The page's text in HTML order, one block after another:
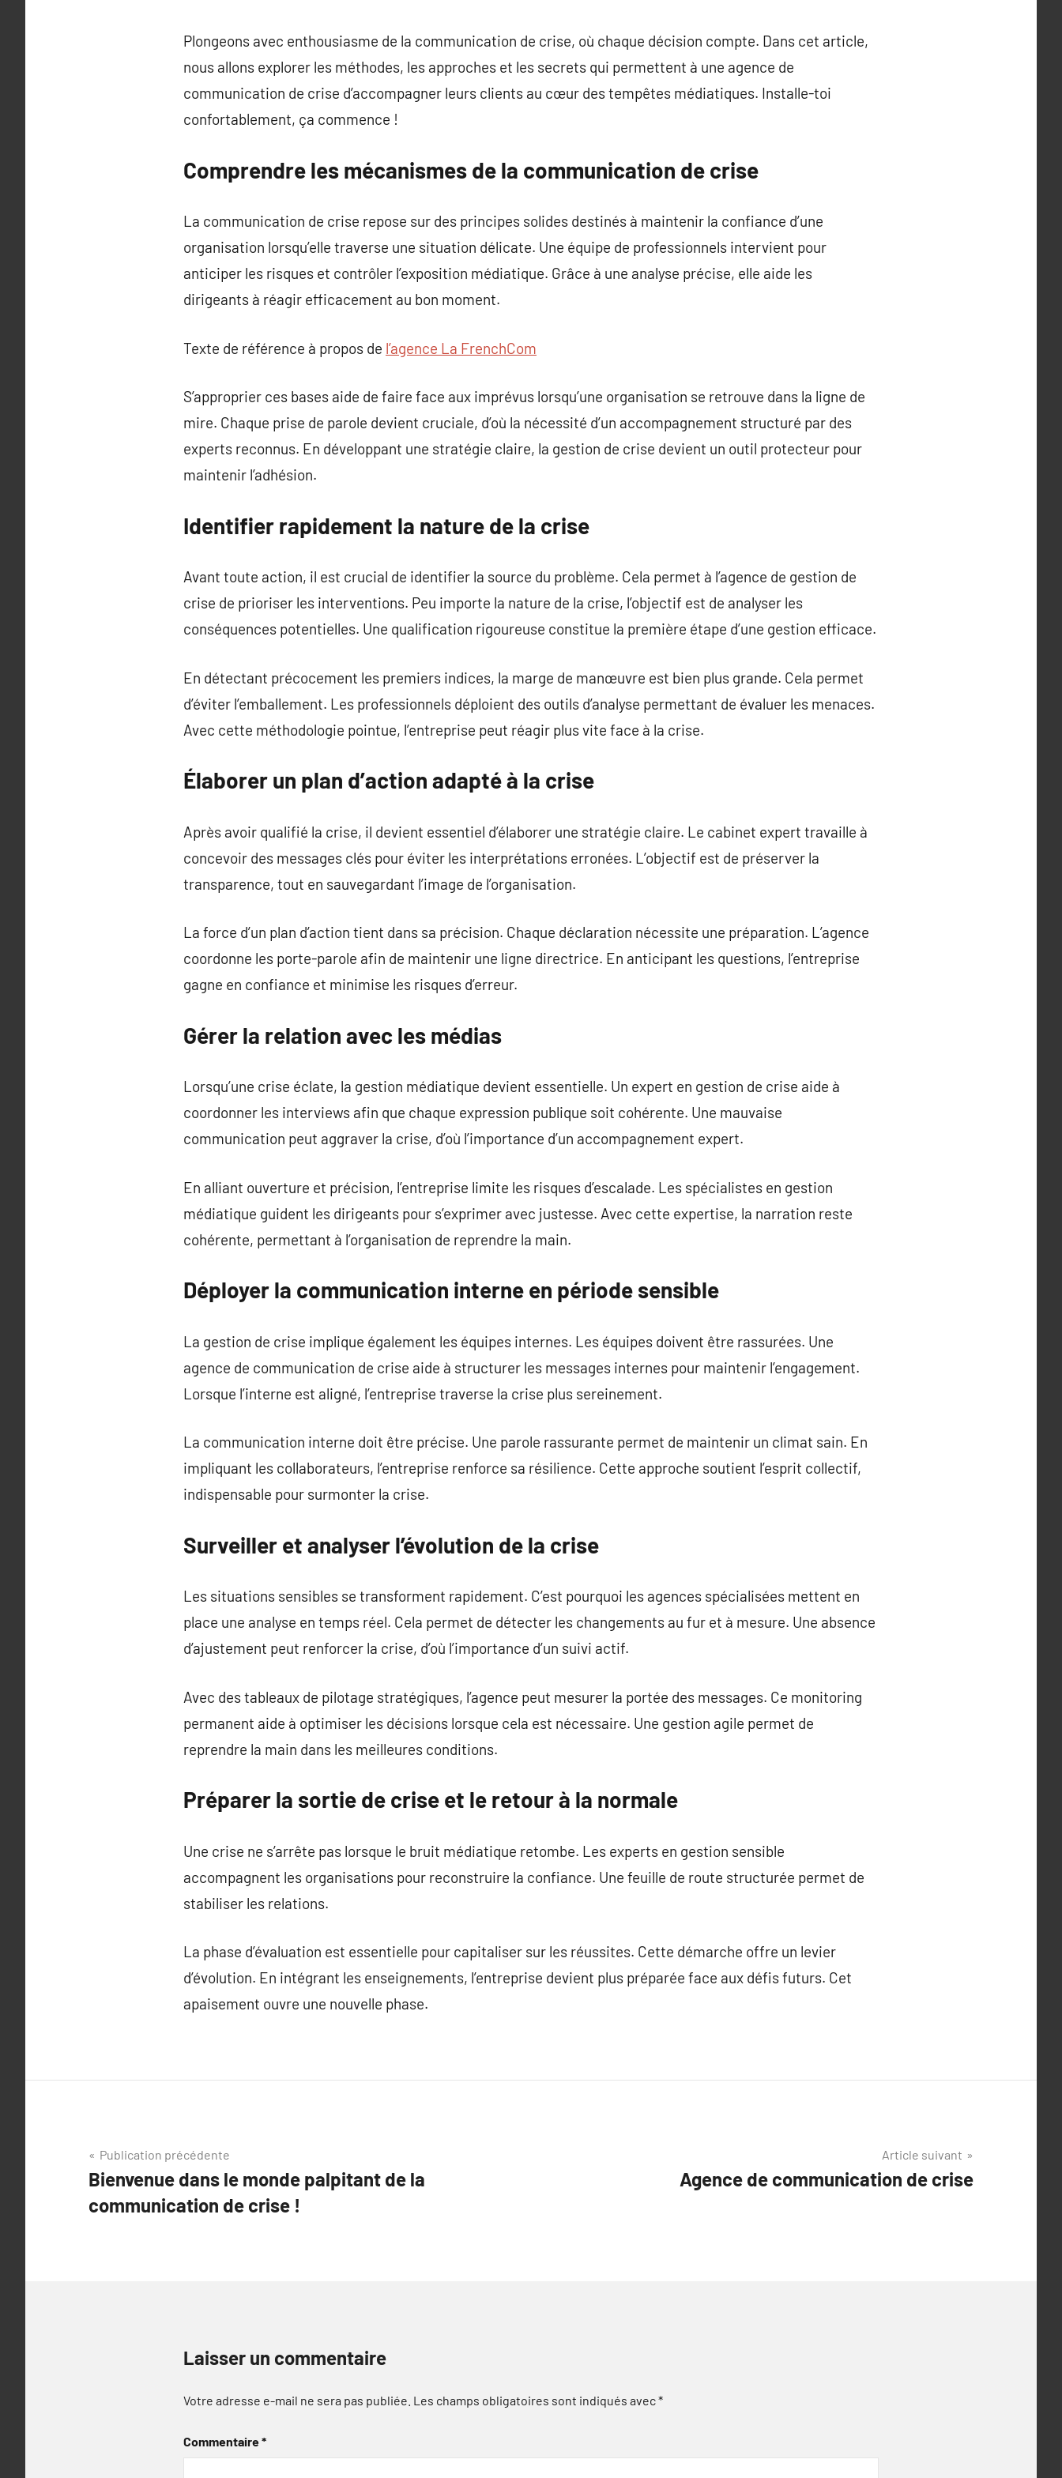
Plongeons avec enthousiasme de la communication de crise, où chaque décision compte. Dans cet article,
nous allons explorer les méthodes, les approches et les secrets qui permettent à une agence de
communication de crise d’accompagner leurs clients au cœur des tempêtes médiatiques. Installe-toi
confortablement, ça commence !
Comprendre les mécanismes de la communication de crise
La communication de crise repose sur des principes solides destinés à maintenir la confiance d’une
organisation lorsqu’elle traverse une situation délicate. Une équipe de professionnels intervient pour
anticiper les risques et contrôler l’exposition médiatique. Grâce à une analyse précise, elle aide les
dirigeants à réagir efficacement au bon moment.
Texte de référence à propos de l’agence La FrenchCom
S’approprier ces bases aide de faire face aux imprévus lorsqu’une organisation se retrouve dans la ligne de
mire. Chaque prise de parole devient cruciale, d’où la nécessité d’un accompagnement structuré par des
experts reconnus. En développant une stratégie claire, la gestion de crise devient un outil protecteur pour
maintenir l’adhésion.
Identifier rapidement la nature de la crise
Avant toute action, il est crucial de identifier la source du problème. Cela permet à l’agence de gestion de
crise de prioriser les interventions. Peu importe la nature de la crise, l’objectif est de analyser les
conséquences potentielles. Une qualification rigoureuse constitue la première étape d’une gestion efficace.
En détectant précocement les premiers indices, la marge de manœuvre est bien plus grande. Cela permet
d’éviter l’emballement. Les professionnels déploient des outils d’analyse permettant de évaluer les menaces.
Avec cette méthodologie pointue, l’entreprise peut réagir plus vite face à la crise.
Élaborer un plan d’action adapté à la crise
Après avoir qualifié la crise, il devient essentiel d’élaborer une stratégie claire. Le cabinet expert travaille à
concevoir des messages clés pour éviter les interprétations erronées. L’objectif est de préserver la
transparence, tout en sauvegardant l’image de l’organisation.
La force d’un plan d’action tient dans sa précision. Chaque déclaration nécessite une préparation. L’agence
coordonne les porte-parole afin de maintenir une ligne directrice. En anticipant les questions, l’entreprise
gagne en confiance et minimise les risques d’erreur.
Gérer la relation avec les médias
Lorsqu’une crise éclate, la gestion médiatique devient essentielle. Un expert en gestion de crise aide à
coordonner les interviews afin que chaque expression publique soit cohérente. Une mauvaise
communication peut aggraver la crise, d’où l’importance d’un accompagnement expert.
En alliant ouverture et précision, l’entreprise limite les risques d’escalade. Les spécialistes en gestion
médiatique guident les dirigeants pour s’exprimer avec justesse. Avec cette expertise, la narration reste
cohérente, permettant à l’organisation de reprendre la main.
Déployer la communication interne en période sensible
La gestion de crise implique également les équipes internes. Les équipes doivent être rassurées. Une
agence de communication de crise aide à structurer les messages internes pour maintenir l’engagement.
Lorsque l’interne est aligné, l’entreprise traverse la crise plus sereinement.
La communication interne doit être précise. Une parole rassurante permet de maintenir un climat sain. En
impliquant les collaborateurs, l’entreprise renforce sa résilience. Cette approche soutient l’esprit collectif,
indispensable pour surmonter la crise.
Surveiller et analyser l’évolution de la crise
Les situations sensibles se transforment rapidement. C’est pourquoi les agences spécialisées mettent en
place une analyse en temps réel. Cela permet de détecter les changements au fur et à mesure. Une absence
d’ajustement peut renforcer la crise, d’où l’importance d’un suivi actif.
Avec des tableaux de pilotage stratégiques, l’agence peut mesurer la portée des messages. Ce monitoring
permanent aide à optimiser les décisions lorsque cela est nécessaire. Une gestion agile permet de
reprendre la main dans les meilleures conditions.
Préparer la sortie de crise et le retour à la normale
Une crise ne s’arrête pas lorsque le bruit médiatique retombe. Les experts en gestion sensible
accompagnent les organisations pour reconstruire la confiance. Une feuille de route structurée permet de
stabiliser les relations.
La phase d’évaluation est essentielle pour capitaliser sur les réussites. Cette démarche offre un levier
d’évolution. En intégrant les enseignements, l’entreprise devient plus préparée face aux défis futurs. Cet
apaisement ouvre une nouvelle phase.
Navigation
de
l’article
Publication précédente
Bienvenue dans le monde palpitant de la
communication de crise !
Article suivant
Agence de communication de crise
Laisser un commentaire
Votre adresse e-mail ne sera pas publiée. Les champs obligatoires sont indiqués avec*
Commentaire*